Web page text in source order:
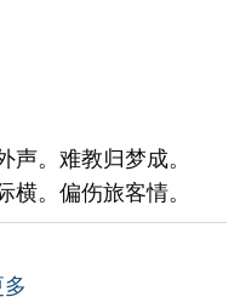
声。难教归梦成。
横。偏伤旅客情。